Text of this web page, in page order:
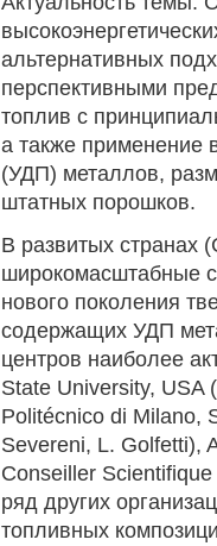
альтернативных
перспективными
топлив с
а также применение
(УДП) металлов,
штатных порошков.
В развитых странах
широкомасштабные
нового поколения
содержащих УДП
центров наиболее
State University, USA
Politécnico di Milano,
Severeni, L. Golfetti),
Conseiller
ряд других
топливных